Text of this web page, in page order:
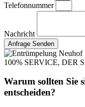
Telefonnummer
Nachricht
Anfrage Senden
100% SERVICE, DER
Warum sollten Sie
entscheiden?